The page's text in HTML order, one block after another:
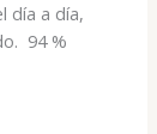
día a día,
94 %